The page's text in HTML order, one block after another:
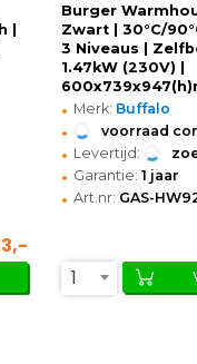
|
Burger
Zwart | 30°C/
3 Niveaus |
1.47kW (230V) |
• Merk: Buffalo
• voorraad
• Levertijd:
• Garantie: 1 jaar
• Art.nr: GAS-
1